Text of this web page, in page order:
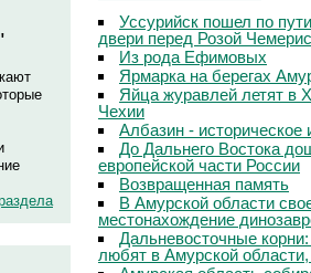
Уссурийск пошел по
двери перед Розой Чемерис
Из рода Ефимовых
Ярмарка на берегах
Яйца журавлей летят в
Чехии
Албазин - историческое
До Дальнего Востока
европейской части России
Возвращенная память
В Амурской области
местонахождение
Дальневосточные
любят в Амурской